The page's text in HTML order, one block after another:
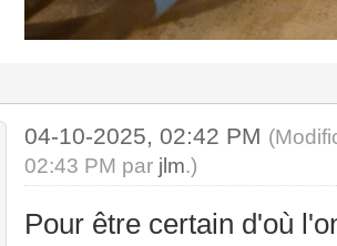
04-10-2025, 02:42 PM
02:43 PM par jlm.)
Pour être certain d'où